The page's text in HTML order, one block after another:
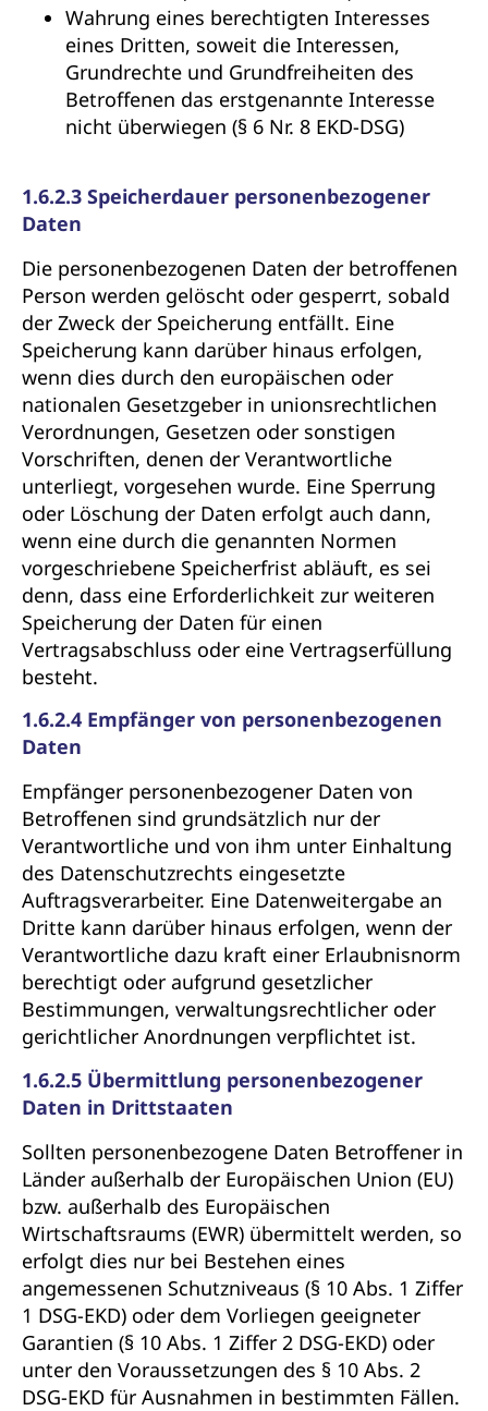
Wahrung eines berechtigten Interesses
eines Dritten, soweit die Interessen,
Grundrechte und Grundfreiheiten des
Betroffenen das erstgenannte Interesse
nicht überwiegen (§ 6 Nr. 8 EKD-DSG)
1.6.2.3 Speicherdauer personenbezogener
Daten
Die personenbezogenen Daten der betroffenen
Person werden gelöscht oder gesperrt, sobald
der Zweck der Speicherung entfällt. Eine
Speicherung kann darüber hinaus erfolgen,
wenn dies durch den europäischen oder
nationalen Gesetzgeber in unionsrechtlichen
Verordnungen, Gesetzen oder sonstigen
Vorschriften, denen der Verantwortliche
unterliegt, vorgesehen wurde. Eine Sperrung
oder Löschung der Daten erfolgt auch dann,
wenn eine durch die genannten Normen
vorgeschriebene Speicherfrist abläuft, es sei
denn, dass eine Erforderlichkeit zur weiteren
Speicherung der Daten für einen
Vertragsabschluss oder eine Vertragserfüllung
besteht.
1.6.2.4 Empfänger von personenbezogenen
Daten
Empfänger personenbezogener Daten von
Betroffenen sind grundsätzlich nur der
Verantwortliche und von ihm unter Einhaltung
des Datenschutzrechts eingesetzte
Auftragsverarbeiter. Eine Datenweitergabe an
Dritte kann darüber hinaus erfolgen, wenn der
Verantwortliche dazu kraft einer Erlaubnisnorm
berechtigt oder aufgrund gesetzlicher
Bestimmungen, verwaltungsrechtlicher oder
gerichtlicher Anordnungen verpflichtet ist.
1.6.2.5 Übermittlung personenbezogener
Daten in Drittstaaten
Sollten personenbezogene Daten Betroffener in
Länder außerhalb der Europäischen Union (EU)
bzw. außerhalb des Europäischen
Wirtschaftsraums (EWR) übermittelt werden, so
erfolgt dies nur bei Bestehen eines
angemessenen Schutzniveaus (§ 10 Abs. 1 Ziffer
1 DSG-EKD) oder dem Vorliegen geeigneter
Garantien (§ 10 Abs. 1 Ziffer 2 DSG-EKD) oder
unter den Voraussetzungen des § 10 Abs. 2
DSG-EKD für Ausnahmen in bestimmten Fällen.